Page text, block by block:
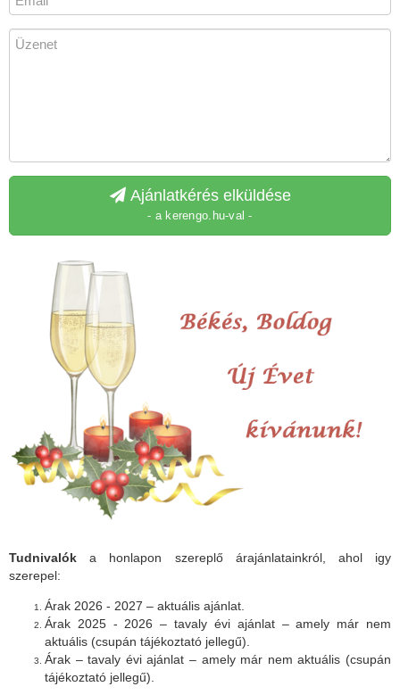
Ajánlatkérés elküldése
- a kerengo.hu-val -
Tudnivalók a honlapon szereplő árajánlatainkról, ahol igy
szerepel:
Árak 2026 - 2027 – aktuális ajánlat.
Árak 2025 - 2026 – tavaly évi ajánlat – amely már nem
aktuális (csupán tájékoztató jellegű).
Árak – tavaly évi ajánlat – amely már nem aktuális (csupán
tájékoztató jellegű).